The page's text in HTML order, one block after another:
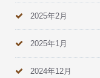
2025年2月
2025年1月
2024年12月